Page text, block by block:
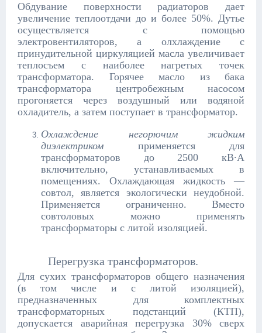
Обдувание поверхности радиаторов дает
увеличение теплоотдачи до и более 50%. Дутье
осуществляется с помощью
электровентиляторов, а олхлаждение с
принудительной циркуляцией масла увеличивает
теплосъем с наиболее нагретых точек
трансформатора. Горячее масло из бака
трансформатора центробежным насосом
прогоняется через воздушный или водяной
охладитель, а затем поступает в трансформатор.
Охлаждение негорючим жидким
диэлектриком применяется для
трансформаторов до 2500 кВ∙А
включительно, устанавливаемых в
помещениях. Охлаждающая жидкость —
совтол, является экологически неудобной.
Применяется ограниченно. Вместо
совтоловых можно применять
трансформаторы с литой изоляцией.
Перегрузка трансформаторов.
Для сухих трансформаторов общего назначения
(в том числе и с литой изоляцией),
предназначенных для комплектных
трансформаторных подстанций (КТП),
допускается аварийная перегрузка 30% сверх